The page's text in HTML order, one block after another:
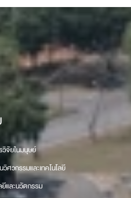
จัยในมนุษย์
ศวกรรมและเทคโนโลยี
และนวัตกรรม